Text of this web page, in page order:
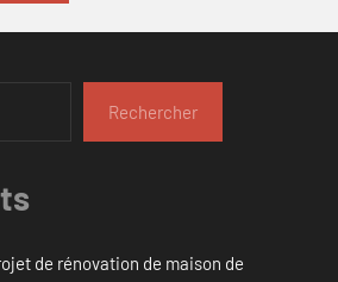
Rechercher
de rénovation de maison de